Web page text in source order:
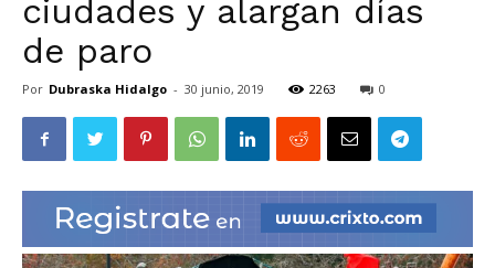
hoy
|
Ultima
ciudades y alargan días
de paro
Por Dubraska Hidalgo - 30 junio, 2019 2263 0